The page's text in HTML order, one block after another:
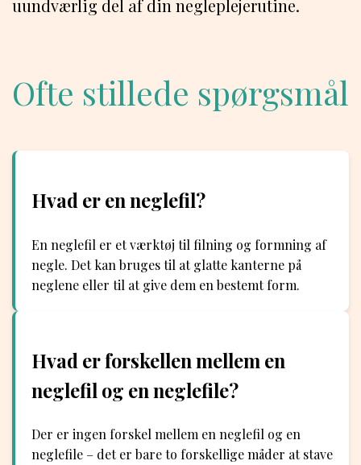
uundværlig del af din negleplejerutine.
Ofte stillede spørgsmål
Hvad er en neglefil?
En neglefil er et værktøj til filning og formning af
negle. Det kan bruges til at glatte kanterne på
neglene eller til at give dem en bestemt form.
Hvad er forskellen mellem en
neglefil og en neglefile?
Der er ingen forskel mellem en neglefil og en
neglefile – det er bare to forskellige måder at stave